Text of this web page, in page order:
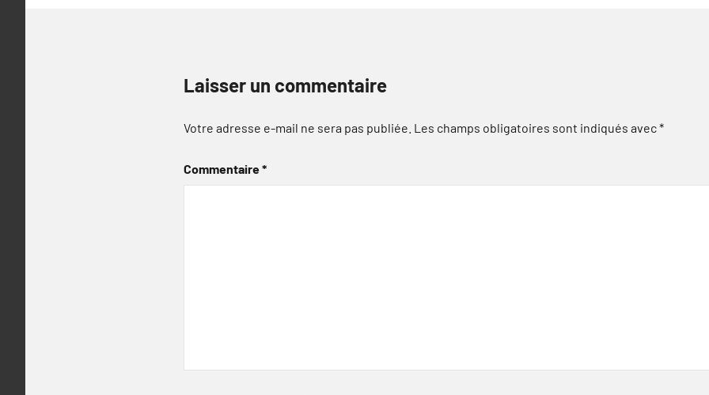
Laisser un commentaire
Votre adresse e-mail ne sera pas publiée. Les champs obligatoires sont indiqués avec*
Commentaire*